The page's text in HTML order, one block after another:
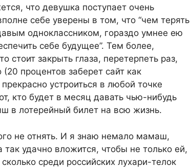
что девушка поступает очень
себе уверены в том, что “чем терять
одноклассником, гораздо умнее ею
себе будущее”. Тем более,
стоит закрыть глаза, перетерпеть раз,
процентов заберет сайт как
устроиться в любой точке
кто будет в месяц давать чью-нибудь
в лотерейный билет на всю жизнь.
не отнять. И я знаю немало мамаш,
так удачно вложится, чтобы не только ей,
среди российских лухари-телок